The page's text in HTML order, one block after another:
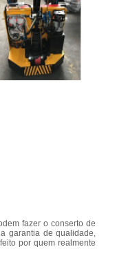
fazer o conserto de
garantia de qualidade,
por quem realmente